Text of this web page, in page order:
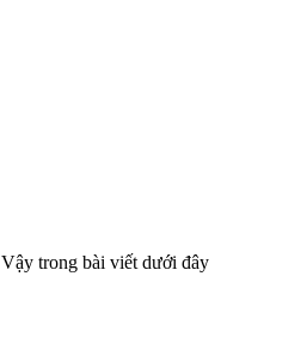
Vậy trong bài viết dưới đây